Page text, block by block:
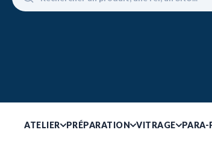
ATELIER PRÉPARATION VITRAGE PARA-